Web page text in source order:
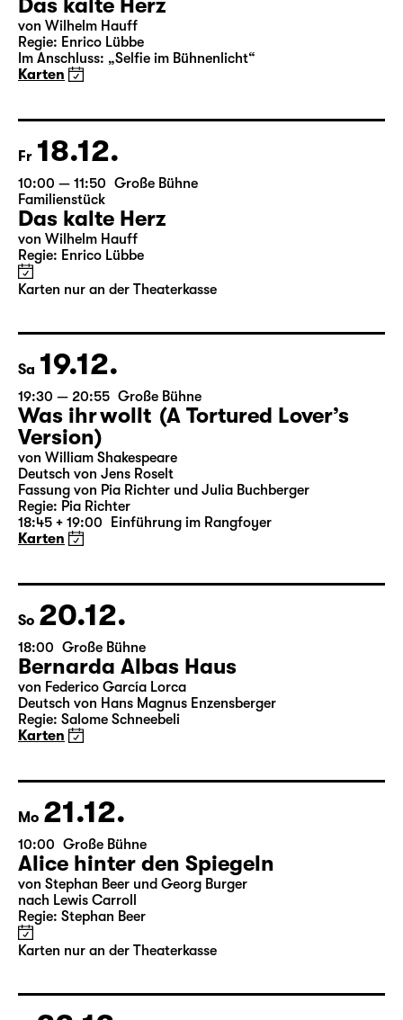
19:30 — 21:20 Große Bühne
Familienstück
mit Audiodeskription
Das kalte Herz
Im Anschluss: „Selfie im Bühnenlicht“
Karten
Fr 18.12.
10:00 — 11:50
Große Bühne
Familienstück
Das kalte Herz
Karten nur an der Theaterkasse
Sa 19.12.
19:30 — 20:55 Große Bühne
Was ihr wollt (A Tortured Lover’s
Version)
von William Shakespeare
Deutsch von Jens Roselt
18:45 + 19:00 Einführung im Rangfoyer
Karten
So 20.12.
18:00 Große Bühne
Bernarda Albas Haus
Regie: Salome Schneebeli
Karten
Mo 21.12.
10:00 Große Bühne
Alice hinter den Spiegeln
von Stephan Beer und Georg Burger